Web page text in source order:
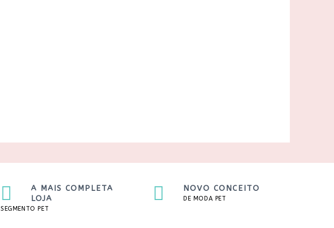
A MAIS COMPLETA
LOJA
SEGMENTO PET
NOVO CONCEITO
DE MODA PET